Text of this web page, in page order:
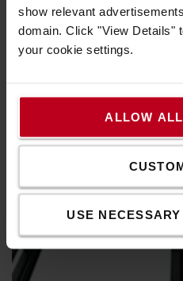
show relevant
domain. Click "View Details"
your cookie settings.
ALLOW
USE